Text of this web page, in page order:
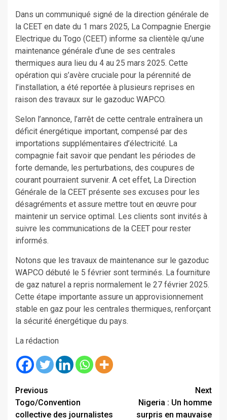
Dans un communiqué signé de la direction générale de
la CEET en date du 1 mars 2025, La Compagnie Energie
Electrique du Togo (CEET) informe sa clientèle qu’une
maintenance générale d’une de ses centrales
thermiques aura lieu du 4 au 25 mars 2025. Cette
opération qui s’avère cruciale pour la pérennité de
l’installation, a été reportée à plusieurs reprises en
raison des travaux sur le gazoduc WAPCO.
Selon l’annonce, l’arrêt de cette centrale entraînera un
déficit énergétique important, compensé par des
importations supplémentaires d’électricité. La
compagnie fait savoir que pendant les périodes de
forte demande, les perturbations, des coupures de
courant pourraient survenir. A cet effet, La Direction
Générale de la CEET présente ses excuses pour les
désagréments et assure mettre tout en œuvre pour
maintenir un service optimal. Les clients sont invités à
suivre les communications de la CEET pour rester
informés.
Notons que les travaux de maintenance sur le gazoduc
WAPCO débuté le 5 février sont terminés. La fourniture
de gaz naturel a repris normalement le 27 février 2025.
Cette étape importante assure un approvisionnement
stable en gaz pour les centrales thermiques, renforçant
la sécurité énergétique du pays.
La rédaction
Continue
Reading
Previous
Togo/Convention
collective des journalistes
Next
Nigeria : Un homme
surpris en mauvaise